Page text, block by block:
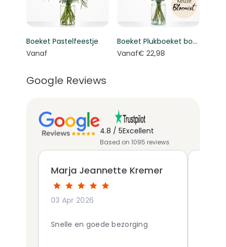
Boeket Pastelfeestje
Vanaf
Boeket Plukboeket bont - Keuze bloemist
Vanaf€ 22,98
Google Reviews
4.8 / 5Excellent
Based on 1095 reviews
Marja Jeannette Kremer
03 Apr 2026
Snelle en goede bezorging